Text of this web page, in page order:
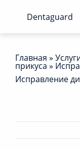
Главная »
прикуса »
Исправление